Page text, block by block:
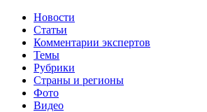
Новости
Статьи
Комментарии экспертов
Темы
Рубрики
Страны и регионы
Фото
Видео